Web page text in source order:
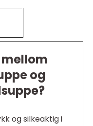
og
og silkeaktig i